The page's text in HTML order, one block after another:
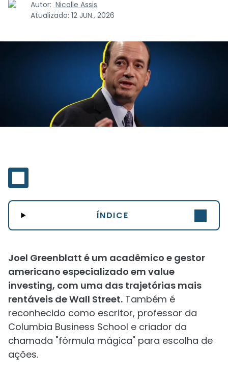
Autor: Nicolle Assis
Atualizado: 12 JUN., 2026
ÍNDICE
Joel Greenblatt é um acadêmico e gestor
americano especializado em value
investing, com uma das trajetórias mais
rentáveis de Wall Street. Também é
reconhecido como escritor, professor da
Columbia Business School e criador da
chamada "fórmula mágica" para escolha de
ações.